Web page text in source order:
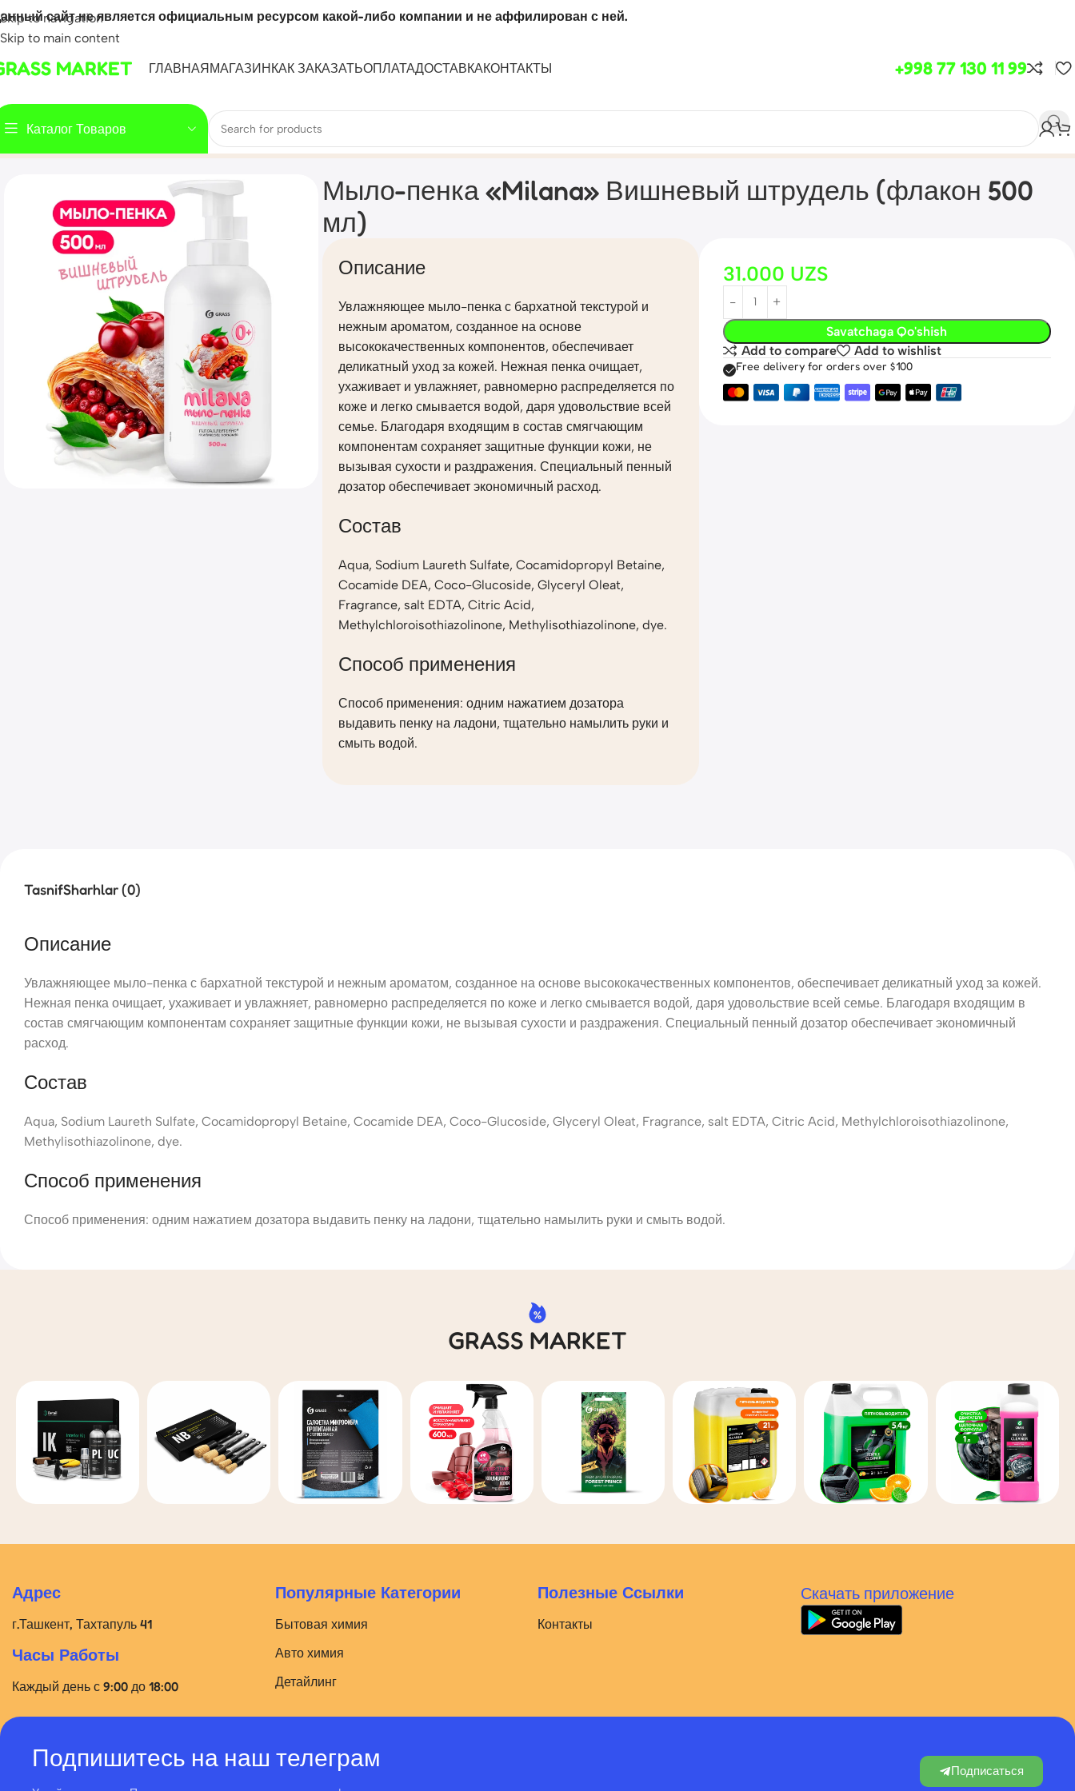
Skip to navigation
Skip to main content
сайт не является официальным ресурсом какой-либо компании и не аффилирован с ней.
MARKET ГЛАВНАЯМАГАЗИНКАК ЗАКАЗАТЬОПЛАТАДОСТАВКАКОНТАКТЫ +998 77 130 11 99
Каталог Товаров
Мыло-пенка «Milana» Вишневый штрудель (флакон 500 мл)
Мыло-пенка «Milana» Вишневый штрудель (флакон 500
мл)
Описание
Увлажняющее мыло-пенка с бархатной текстурой и
нежным ароматом, созданное на основе
высококачественных компонентов, обеспечивает
деликатный уход за кожей. Нежная пенка очищает,
ухаживает и увлажняет, равномерно распределяется по
коже и легко смывается водой, даря удовольствие всей
семье. Благодаря входящим в состав смягчающим
компонентам сохраняет защитные функции кожи, не
вызывая сухости и раздражения. Специальный пенный
дозатор обеспечивает экономичный расход.
Состав
Aqua, Sodium Laureth Sulfate, Cocamidopropyl Betaine,
Cocamide DEA, Coco-Glucoside, Glyceryl Oleat,
Fragrance, salt EDTA, Citric Acid,
Methylchloroisothiazolinone, Methylisothiazolinone, dye.
Способ применения
Способ применения: одним нажатием дозатора
выдавить пенку на ладони, тщательно намылить руки и
смыть водой.
31.000 UZS
Savatchaga Qo'shish
Add to compare
Add to wishlist
Free delivery for orders over $100
TasnifSharhlar (0)
Описание
Увлажняющее мыло-пенка с бархатной текстурой и нежным ароматом, созданное на основе высококачественных компонентов, обеспечивает деликатный уход за кожей.
Нежная пенка очищает, ухаживает и увлажняет, равномерно распределяется по коже и легко смывается водой, даря удовольствие всей семье. Благодаря входящим в
состав смягчающим компонентам сохраняет защитные функции кожи, не вызывая сухости и раздражения. Специальный пенный дозатор обеспечивает экономичный
расход.
Состав
Aqua, Sodium Laureth Sulfate, Cocamidopropyl Betaine, Cocamide DEA, Coco-Glucoside, Glyceryl Oleat, Fragrance, salt EDTA, Citric Acid, Methylchloroisothiazolinone,
Methylisothiazolinone, dye.
Способ применения
Способ применения: одним нажатием дозатора выдавить пенку на ладони, тщательно намылить руки и смыть водой.
GRASS MARKET
Адрес
г.Ташкент, Тахтапуль 41
Часы Работы
Каждый день с 9:00 до 18:00
Популярные Категории
Бытовая химия
Авто химия
Детайлинг
Полезные Ссылки
Контакты
Скачать приложение
Подпишитесь на наш телеграм Подписаться